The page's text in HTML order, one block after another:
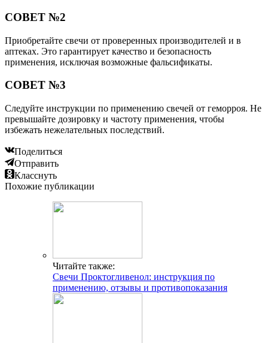
СОВЕТ №2
Приобретайте свечи от проверенных производителей и в
аптеках. Это гарантирует качество и безопасность
применения, исключая возможные фальсификаты.
СОВЕТ №3
Следуйте инструкции по применению свечей от геморроя. Не
превышайте дозировку и частоту применения, чтобы
избежать нежелательных последствий.
Поделиться
Отправить
Класснуть
Похожие публикации
Читайте также:
Свечи Проктогливенол: инструкция по
применению, отзывы и противопоказания